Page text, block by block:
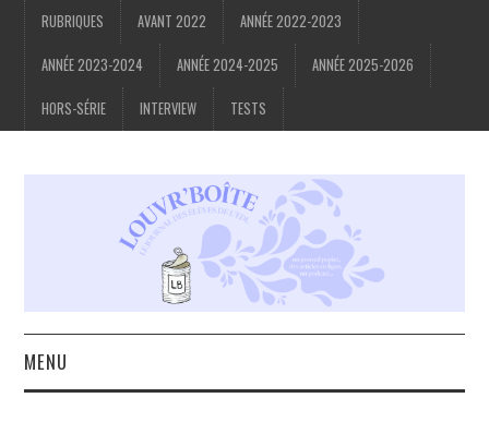
RUBRIQUES AVANT 2022 ANNÉE 2022-2023
ANNÉE 2023-2024 ANNÉE 2024-2025 ANNÉE 2025-2026
HORS-SÉRIE INTERVIEW TESTS
MENU